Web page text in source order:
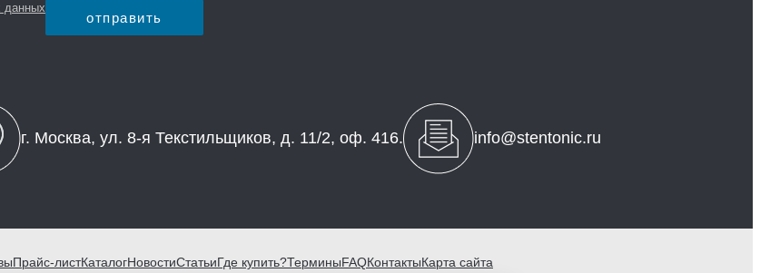
данных
отправить
г. Москва, ул. 8-я Текстильщиков, д. 11/2, оф. 416. info@stentonic.ru
Прайс-листКаталогНовостиСтатьи Где купить?Термины FAQКонтакты Карта сайта